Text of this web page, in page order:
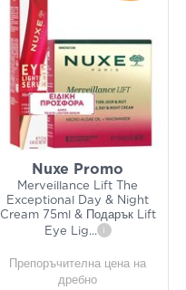
Nuxe Promo
Merveillance Lift The
Exceptional Day & Night
Cream 75ml & Подарък Lift
Eye Lig... i
Препоръчителна цена на
дребно